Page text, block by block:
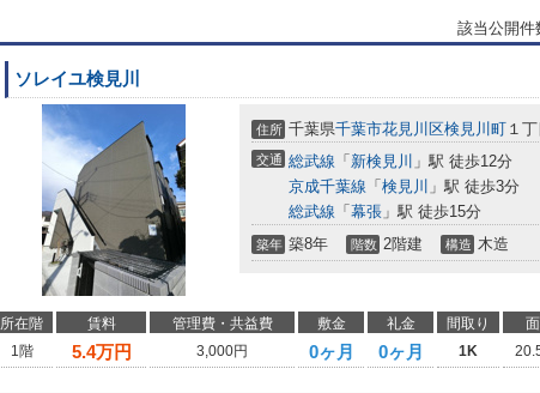
該当公開件
ソレイユ検見川
住所 千葉県千葉市花見川区検見川町 １丁
交通 総武線 「 新検見川 」駅 徒歩12分
京成千葉線 「 検見川 」駅 徒歩3分
総武線 「 幕張 」駅 徒歩15分
築年 築8年 階数 2階建 構造 木造
所在階 賃料 管理費・共益費 敷金 礼金 間取り
1階
5.4万円 3,000円 0ヶ月 0ヶ月 1K